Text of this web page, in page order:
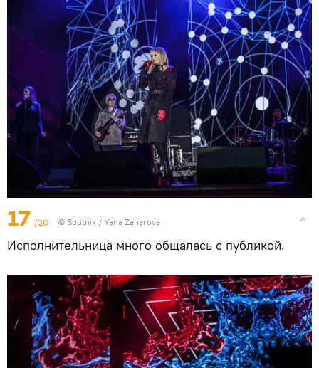
17 /20 © Sputnik / Yana Zaharova
Исполнительница много общалась с публикой.